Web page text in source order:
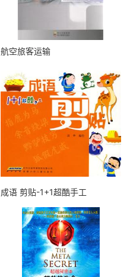
航空旅客运输
成语 剪贴-1+1超酷手工